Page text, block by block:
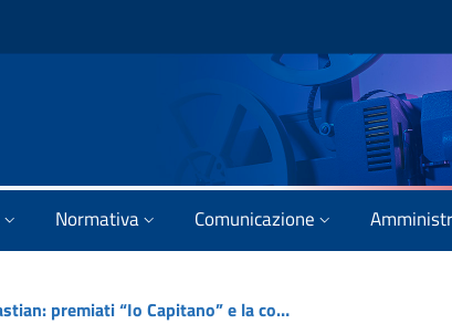
Normativa Comunicazione
Festival di San Sebastian: premiati “Io Capitano” e la coproduzione minoritaria “Puan”